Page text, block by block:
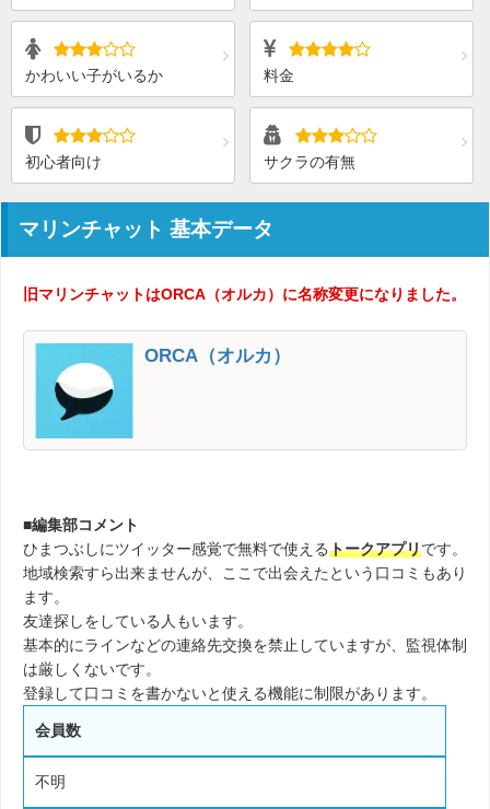
かわいい子がいるか 料金
初心者向け サクラの有無
マリンチャット 基本データ
旧マリンチャットはORCA（オルカ）に名称変更になりました。
ORCA（オルカ）
■編集部コメント
ひまつぶしにツイッター感覚で無料で使えるトークアプリです。
地域検索すら出来ませんが、ここで出会えたという口コミもあり
ます。
友達探しをしている人もいます。
基本的にラインなどの連絡先交換を禁止していますが、監視体制
は厳しくないです。
登録して口コミを書かないと使える機能に制限があります。
会員数
不明